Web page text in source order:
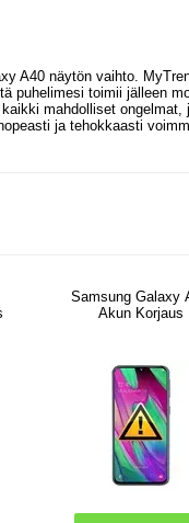
A40 näytön vaihto.
puhelimesi toimii jälleen
mahdolliset
ja tehokkaasti
Samsung Galaxy
Akun Korjaus